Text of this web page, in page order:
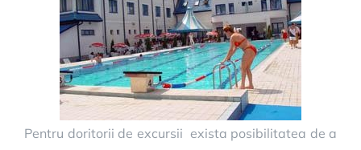
Pentru doritorii de excursii exista posibilitatea de a